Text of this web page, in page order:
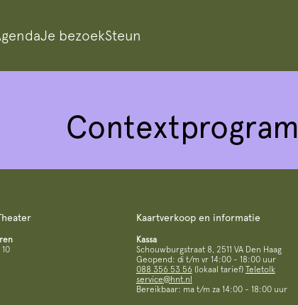
Je bezoekSteun
Kaartverkoop en informatie
Kassa
Schouwburgstraat 8, 2511 VA Den Haag
Geopend: di t/m vr 14:00 - 18:00 uur
088 356 53 56 (lokaal tarief) Teletolk
service@hnt.nl
Bereikbaar: ma t/m za 14:00 - 18:00 uur